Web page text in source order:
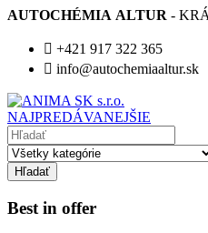
AUTOCHÉMIA ALTUR -
 +421 917 322 365
 info@autochemiaaltur.sk
NAJPREDÁVANEJŠIE
Hľadať
Best in offer